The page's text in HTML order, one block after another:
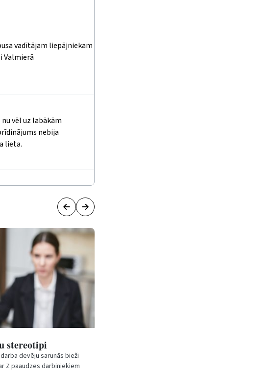
vadītājam liepājniekam
Valmierā
vēl uz labākām
nebija
lieta.
stereotipi
devēju sarunās bieži
Z paaudzes darbiniekiem